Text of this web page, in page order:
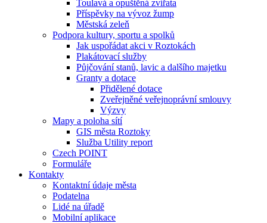
Toulavá a opuštěná zvířata
Příspěvky na vývoz žump
Městská zeleň
Podpora kultury, sportu a spolků
Jak uspořádat akci v Roztokách
Plakátovací služby
Půjčování stanů, lavic a dalšího majetku
Granty a dotace
Přidělené dotace
Zveřejněné veřejnoprávní smlouvy
Výzvy
Mapy a poloha sítí
GIS města Roztoky
Služba Utility report
Czech POINT
Formuláře
Kontakty
Kontaktní údaje města
Podatelna
Lidé na úřadě
Mobilní aplikace